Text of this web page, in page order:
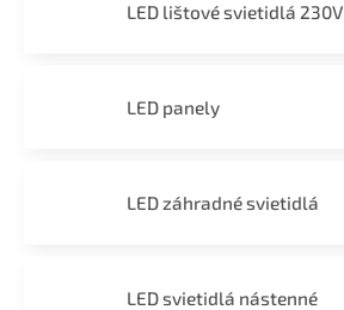
LED lištové svietidlá 230V
LED panely
LED záhradné svietidlá
LED svietidlá nástenné